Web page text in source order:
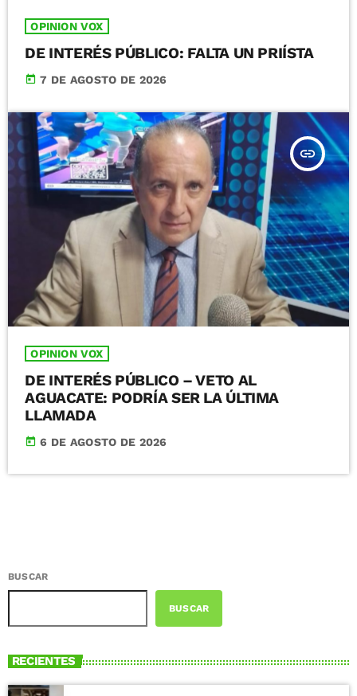
OPINION VOX
DE INTERÉS PÚBLICO: FALTA UN PRIÍSTA
today 7 DE AGOSTO DE 2026
insert_link
OPINION VOX
DE INTERÉS PÚBLICO – VETO AL
AGUACATE: PODRÍA SER LA ÚLTIMA
LLAMADA
today 6 DE AGOSTO DE 2026
BUSCAR
BUSCAR
RECIENTES